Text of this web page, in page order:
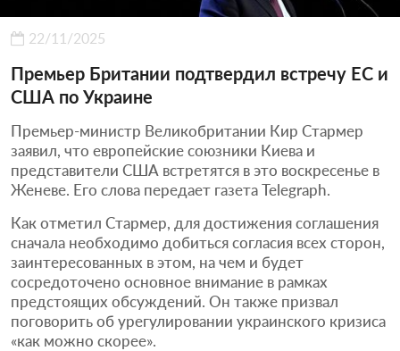
22/11/2025
Премьер Британии подтвердил встречу ЕС и
США по Украине
Премьер-министр Великобритании Кир Стармер
заявил, что европейские союзники Киева и
представители США встретятся в это воскресенье в
Женеве. Его слова передает газета Telegraph.
Как отметил Стармер, для достижения соглашения
сначала необходимо добиться согласия всех сторон,
заинтересованных в этом, на чем и будет
сосредоточено основное внимание в рамках
предстоящих обсуждений. Он также призвал
поговорить об урегулировании украинского кризиса
«как можно скорее».